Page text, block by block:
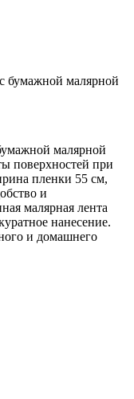
малярной
поверхностей при
пленки 55 см,
и
малярная лента
нанесение.
и домашнего